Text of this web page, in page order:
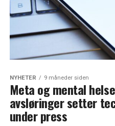
NYHETER 9 måneder siden
Meta og mental
avsløringer setter
under press